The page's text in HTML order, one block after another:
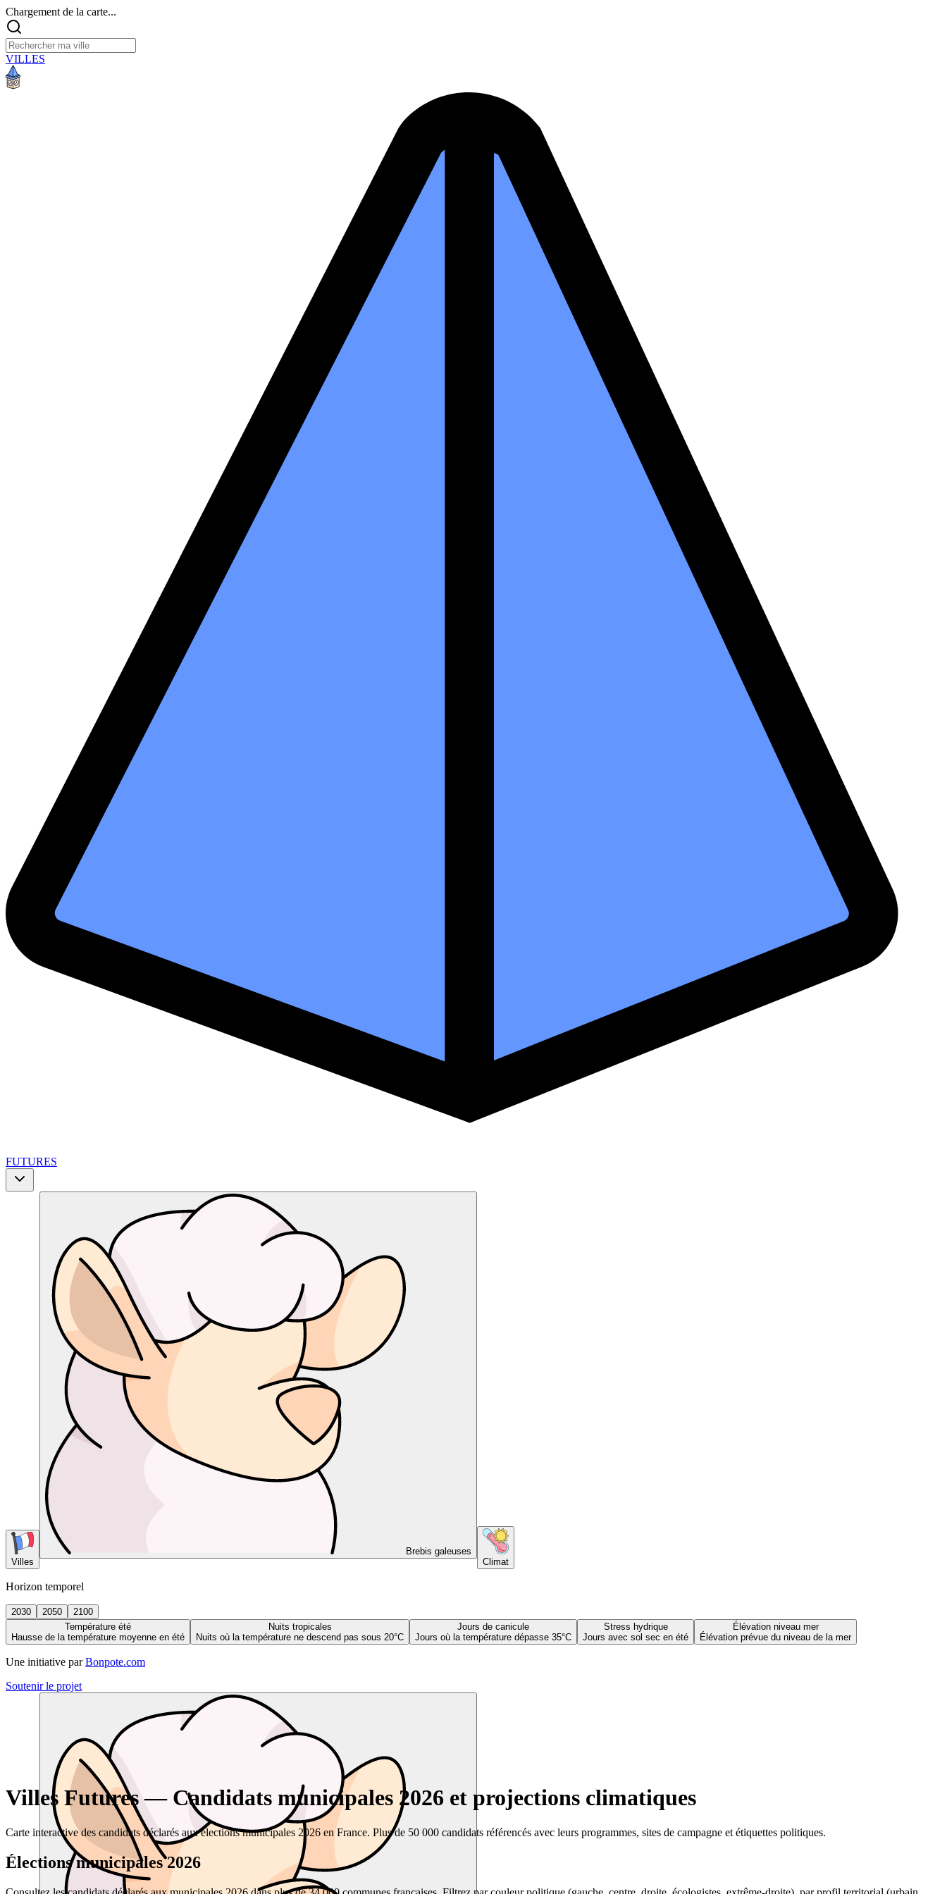
Chargement de la carte...
VILLES
FUTURES
Villes
Brebis galeuses
Climat
Horizon temporel
2030 2050
2100
Température été
Hausse de la température moyenne en été
Nuits tropicales
Nuits où la température ne descend pas sous 20°C
Jours de canicule
Jours où la température dépasse 35°C
Stress hydrique
Jours avec sol sec en été
Élévation niveau mer
Élévation prévue du niveau de la mer
Une initiative par Bonpote.com
Soutenir le projet
Villes Futures — Candidats municipales 2026 et projections climatiques
Carte interactive des candidats déclarés aux élections municipales 2026 en France. Plus de 50 000 candidats référencés avec leurs programmes, sites de campagne et étiquettes politiques.
Élections municipales 2026